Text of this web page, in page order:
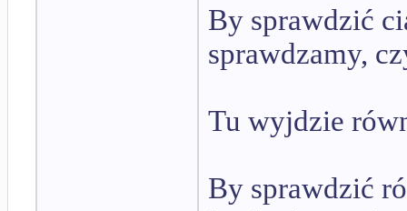
By sprawdzić
sprawdzamy,
Tu wyjdzie
By sprawdzić